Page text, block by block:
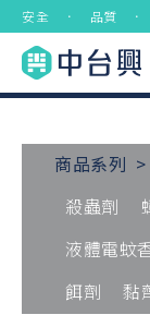
安全 ． 品質
商品系列 >
殺蟲劑
液體電蚊
餌劑
黏